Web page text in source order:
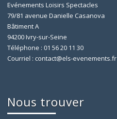
Evénements Loisirs Spectacles
79/81 avenue Danielle Casanova
Bâtiment A
94200 Ivry-sur-Seine
Téléphone : 01 56 20 11 30
Courriel : contact@els-evenements.fr
Nous trouver